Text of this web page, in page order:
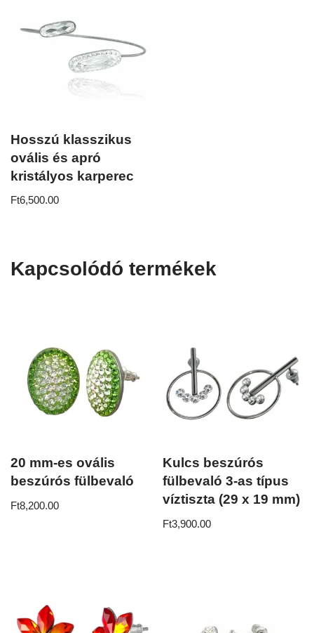
Hosszú klasszikus
ovális és apró
kristályos karperec
Ft6,500.00
Kapcsolódó termékek
20 mm-es ovális
beszúrós fülbevaló
Ft8,200.00
Kulcs beszúrós
fülbevaló 3-as típus
víztiszta (29 x 19 mm)
Ft3,900.00